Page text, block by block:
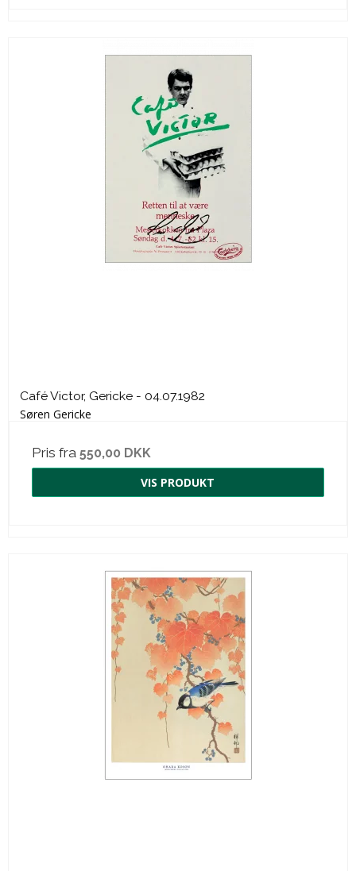
Café Victor, Gericke - 04.07.1982
Søren Gericke
Pris fra 550,00 DKK
VIS PRODUKT